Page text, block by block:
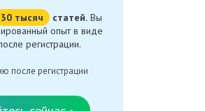
30 тысяч статей.Вы
опыт в виде
регистрации.
после регистрации